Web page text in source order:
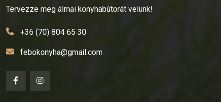
Tervezze meg álmai konyhabútorát velünk!
+36 (70) 804 65 30
febokonyha@gmail.com